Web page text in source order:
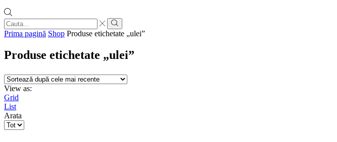
Search
input
Search
Prima pagină Shop Produse etichetate „ulei”
Produse etichetate „ulei”
View as:
Grid
List
Arata
Products